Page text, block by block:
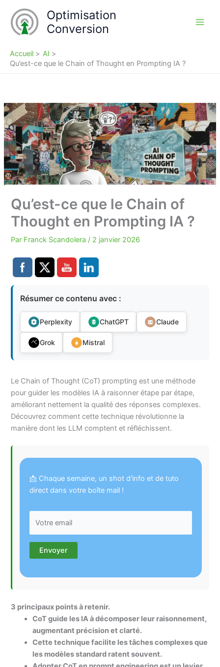
contenu
Optimisation
Conversion
Accueil
AI
Qu’est-ce que le Chain of Thought en Prompting IA ?
Qu’est-ce que le Chain of
Thought en Prompting IA ?
Par Franck Scandolera / 2 janvier 2026
Résumer ce contenu avec :
Perplexity ChatGPT Claude
Grok Mistral
Le Chain of Thought (CoT) prompting est une méthode
pour guider les modèles IA à raisonner étape par étape,
améliorant nettement la qualité des réponses complexes.
Découvrez comment cette technique révolutionne la
manière dont les LLM comptent et réfléchissent.
📩 Chaque semaine, un shot d'info et de tuto
direct dans votre boîte mail !
3 principaux points à retenir.
CoT guide les IA à décomposer leur raisonnement,
augmentant précision et clarté.
Cette technique facilite les tâches complexes que
les modèles standard ratent souvent.